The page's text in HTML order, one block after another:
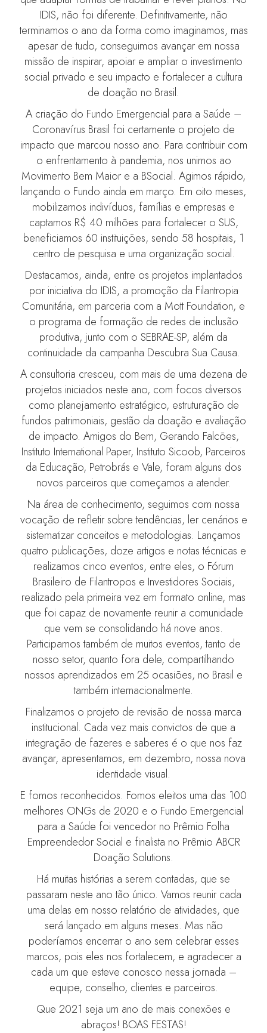
IDIS, não foi diferente. Definitivamente, não
terminamos o ano da forma como imaginamos, mas
apesar de tudo, conseguimos avançar em nossa
missão de inspirar, apoiar e ampliar o investimento
social privado e seu impacto e fortalecer a cultura
de doação no Brasil.
A criação do Fundo Emergencial para a Saúde –
Coronavírus Brasil foi certamente o projeto de
impacto que marcou nosso ano. Para contribuir com
o enfrentamento à pandemia, nos unimos ao
Movimento Bem Maior e a BSocial. Agimos rápido,
lançando o Fundo ainda em março. Em oito meses,
mobilizamos indivíduos, famílias e empresas e
captamos R$ 40 milhões para fortalecer o SUS,
beneficiamos 60 instituições, sendo 58 hospitais, 1
centro de pesquisa e uma organização social.
Destacamos, ainda, entre os projetos implantados
por iniciativa do IDIS, a promoção da Filantropia
Comunitária, em parceria com a Mott Foundation, e
o programa de formação de redes de inclusão
produtiva, junto com o SEBRAE-SP, além da
continuidade da campanha Descubra Sua Causa.
A consultoria cresceu, com mais de uma dezena de
projetos iniciados neste ano, com focos diversos
como planejamento estratégico, estruturação de
fundos patrimoniais, gestão da doação e avaliação
de impacto. Amigos do Bem, Gerando Falcões,
Instituto International Paper, Instituto Sicoob, Parceiros
da Educação, Petrobrás e Vale, foram alguns dos
novos parceiros que começamos a atender.
Na área de conhecimento, seguimos com nossa
vocação de refletir sobre tendências, ler cenários e
sistematizar conceitos e metodologias. Lançamos
quatro publicações, doze artigos e notas técnicas e
realizamos cinco eventos, entre eles, o Fórum
Brasileiro de Filantropos e Investidores Sociais,
realizado pela primeira vez em formato online, mas
que foi capaz de novamente reunir a comunidade
que vem se consolidando há nove anos.
Participamos também de muitos eventos, tanto de
nosso setor, quanto fora dele, compartilhando
nossos aprendizados em 25 ocasiões, no Brasil e
também internacionalmente.
Finalizamos o projeto de revisão de nossa marca
institucional. Cada vez mais convictos de que a
integração de fazeres e saberes é o que nos faz
avançar, apresentamos, em dezembro, nossa nova
identidade visual.
E fomos reconhecidos. Fomos eleitos uma das 100
melhores ONGs de 2020 e o Fundo Emergencial
para a Saúde foi vencedor no Prêmio Folha
Empreendedor Social e finalista no Prêmio ABCR
Doação Solutions.
Há muitas histórias a serem contadas, que se
passaram neste ano tão único. Vamos reunir cada
uma delas em nosso relatório de atividades, que
será lançado em alguns meses. Mas não
poderíamos encerrar o ano sem celebrar esses
marcos, pois eles nos fortalecem, e agradecer a
cada um que esteve conosco nessa jornada –
equipe, conselho, clientes e parceiros.
Que 2021 seja um ano de mais conexões e
abraços! BOAS FESTAS!